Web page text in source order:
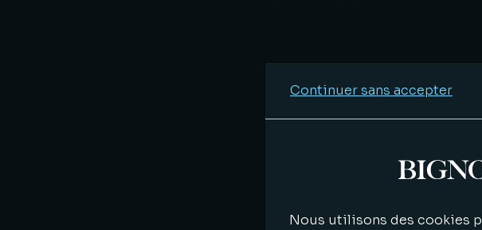
Continuer sans accepter
Nous utilisons des cookies